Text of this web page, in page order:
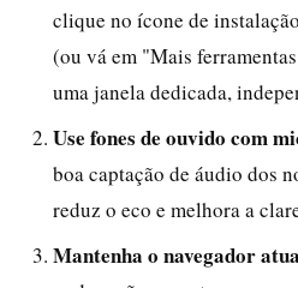
clique no ícone de
(ou vá em "Mais
uma janela dedicada,
Use fones de ouvido com
boa captação de áudio dos
reduz o eco e melhora a
Mantenha o navegador